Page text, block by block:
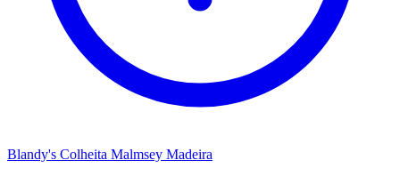
Blandy's Colheita Malmsey Madeira